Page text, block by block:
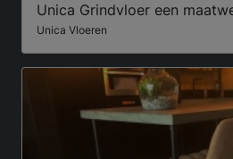
Unica Grindvloer een
Unica Vloeren